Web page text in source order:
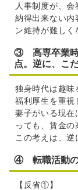
人事制度が、
納得出来ない内
ン維持が難しく
③ 高専卒業時
点。逆に、こ
独身時代は趣味
福利厚生を重視
妻子がいる現在
っても、賃金の
この考えは、逆
④ 転職活動の
【反省①】